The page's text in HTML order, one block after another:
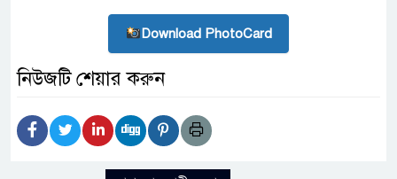
Download PhotoCard
নিউজটি শেয়ার করুন